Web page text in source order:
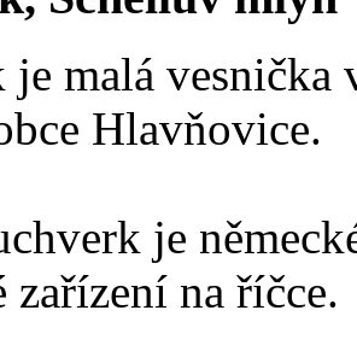
je malá
Hlavňovice.
je
zařízení na říčce.